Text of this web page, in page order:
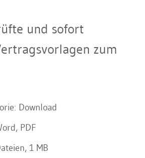
und sofort
zum
Download
PDF
1 MB